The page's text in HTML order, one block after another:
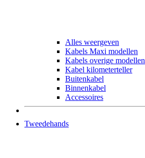
Alles weergeven
Kabels Maxi modellen
Kabels overige modellen
Kabel kilometerteller
Buitenkabel
Binnenkabel
Accessoires
Tweedehands